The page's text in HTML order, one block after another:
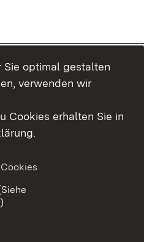
Benutzungshinweise
Sie optimal gestalten
verwenden wir
Cookies erhalten Sie in